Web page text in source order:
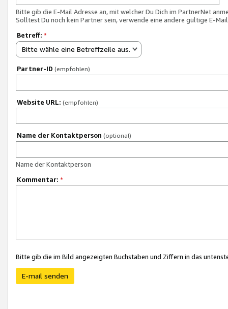
Bitte gib die E-Mail Adresse an, mit welcher Du Dich im PartnerNet
Solltest Du noch kein Partner sein, verwende eine andere gültige E-
Betreff: *
Bitte wähle eine Betreffzeile aus.
Partner-ID (empfohlen)
Website URL: (empfohlen)
Name der Kontaktperson (optional)
Name der Kontaktperson
Kommentar: *
Bitte gib die im Bild angezeigten Buchstaben und Ziffern in das
E-mail senden